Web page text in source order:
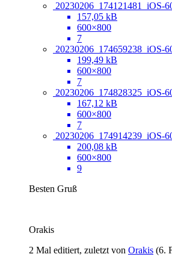
20230206_174121481_iOS-
157,05 kB
600×800
7
20230206_174659238_iOS-
199,49 kB
600×800
7
20230206_174828325_iOS-
167,12 kB
600×800
7
20230206_174914239_iOS-
200,08 kB
600×800
9
Besten Gruß
Orakis
2 Mal editiert, zuletzt von Orakis (6.